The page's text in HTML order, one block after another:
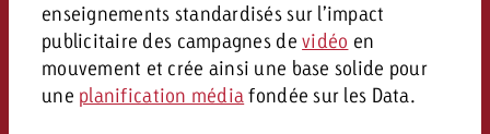
enseignements standardisés sur l’impact
publicitaire des campagnes devidéo en
mouvement et crée ainsi une base solide pour
une planification média fondée sur les Data.